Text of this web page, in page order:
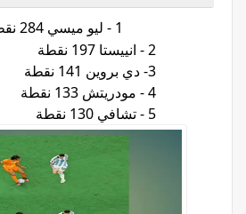
2 - انييستا 197 نقطة
3- دي بروين 141 نقطة
4 - مودريتش 133 نقطة
5 - تشافي 130 نقطة